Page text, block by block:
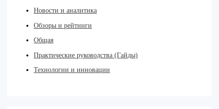
Новости и аналитика
Обзоры и рейтинги
Общая
Практические руководства (Гайды)
Технологии и инновации